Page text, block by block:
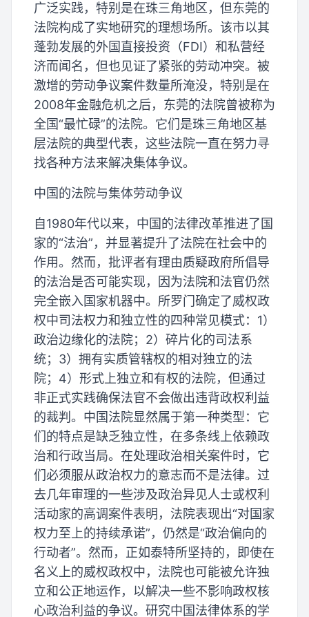
广泛实践，特别是在珠三角地区，但东莞的
法院构成了实地研究的理想场所。该市以其
蓬勃发展的外国直接投资（FDI）和私营经
济而闻名，但也见证了紧张的劳动冲突。被
激增的劳动争议案件数量所淹没，特别是在
2008年金融危机之后，东莞的法院曾被称为
全国“最忙碌”的法院。它们是珠三角地区基
层法院的典型代表，这些法院一直在努力寻
找各种方法来解决集体争议。
中国的法院与集体劳动争议
自1980年代以来，中国的法律改革推进了国
家的“法治”，并显著提升了法院在社会中的
作用。然而，批评者有理由质疑政府所倡导
的法治是否可能实现，因为法院和法官仍然
完全嵌入国家机器中。所罗门确定了威权政
权中司法权力和独立性的四种常见模式：1）
政治边缘化的法院；2）碎片化的司法系
统；3）拥有实质管辖权的相对独立的法
院；4）形式上独立和有权的法院，但通过
非正式实践确保法官不会做出违背政权利益
的裁判。中国法院显然属于第一种类型：它
们的特点是缺乏独立性，在多条线上依赖政
治和行政当局。在处理政治相关案件时，它
们必须服从政治权力的意志而不是法律。过
去几年审理的一些涉及政治异见人士或权利
活动家的高调案件表明，法院表现出“对国家
权力至上的持续承诺”，仍然是“政治偏向的
行动者”。然而，正如泰特所坚持的，即使在
名义上的威权政权中，法院也可能被允许独
立和公正地运作，以解决一些不影响政权核
心政治利益的争议。研究中国法律体系的学